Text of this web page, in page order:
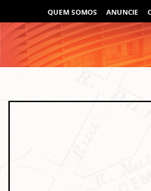
QUEM SOMOS ANUNCIE